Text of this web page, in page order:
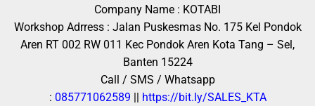
Company Name : KOTABI
Workshop Adrress : Jalan Puskesmas No. 175 Kel Pondok
Aren RT 002 RW 011 Kec Pondok Aren Kota Tang – Sel,
Banten 15224
Call / SMS / Whatsapp
: 085771062589 || https://bit.ly/SALES_KTA